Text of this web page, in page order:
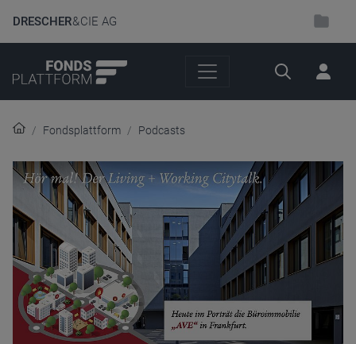
DRESCHER& CIE AG
Suche
Fondsplattform Podcasts